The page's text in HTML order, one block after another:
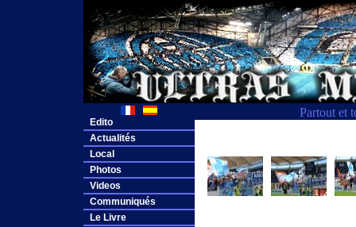
Partout et
Edito
Actualités
Local
Photos
Videos
Communiqués
Le Livre